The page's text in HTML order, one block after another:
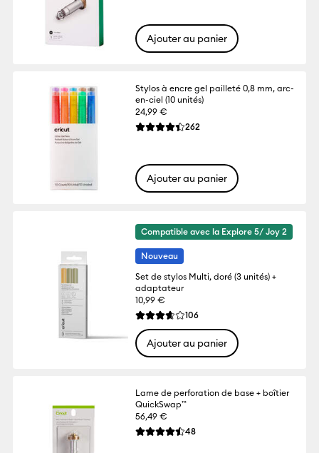
Ajouter au panier
Stylos à encre gel pailleté 0,8 mm, arc-
en-ciel (10 unités)
24,99 €
La note moyenne de ce produit est 4.4
262
Ajouter au panier
Compatible avec la Explore 5/ Joy 2
Nouveau
Set de stylos Multi, doré (3 unités) +
adaptateur
10,99 €
La note moyenne de ce produit est 3.6
106Reviews
Ajouter au panier
Lame de perforation de base + boîtier
QuickSwap™
56,49 €
La note moyenne de ce produit est 4.5
48Reviews